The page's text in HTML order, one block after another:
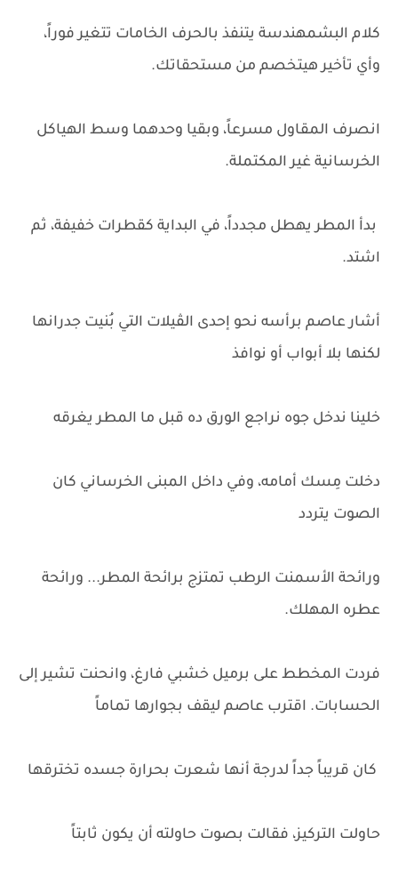
كلام البشمهندسة يتنفذ بالحرف الخامات تتغير فوراً،
وأي تأخير هيتخصم من مستحقاتك.
انصرف المقاول مسرعاً، وبقيا وحدهما وسط الهياكل
الخرسانية غير المكتملة.
بدأ المطر يهطل مجدداً، في البداية كقطرات خفيفة، ثم
اشتد.
أشار عاصم برأسه نحو إحدى الڤيلات التي بُنيت جدرانها
لكنها بلا أبواب أو نوافذ
خلينا ندخل جوه نراجع الورق ده قبل ما المطر يغرقه
دخلت مِسك أمامه، وفي داخل المبنى الخرساني كان
الصوت يتردد
ورائحة الأسمنت الرطب تمتزج برائحة المطر... ورائحة
عطره المهلك.
فردت المخطط على برميل خشبي فارغ، وانحنت تشير إلى
الحسابات. اقترب عاصم ليقف بجوارها تماماً
كان قريباً جداً لدرجة أنها شعرت بحرارة جسده تخترقها
حاولت التركيز، فقالت بصوت حاولته أن يكون ثابتاً